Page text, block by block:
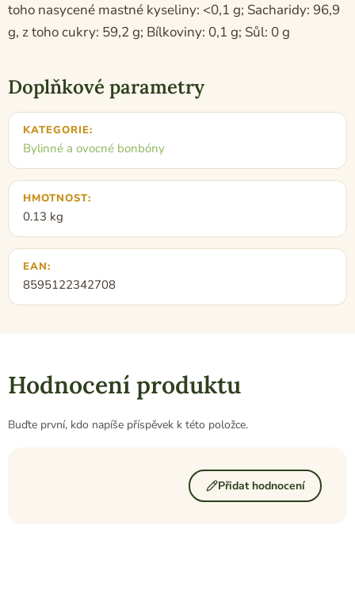
toho nasycené mastné kyseliny: <0,1 g; Sacharidy: 96,9
g, z toho cukry: 59,2 g; Bílkoviny: 0,1 g; Sůl: 0 g
Doplňkové parametry
KATEGORIE:
Bylinné a ovocné bonbóny
HMOTNOST:
0.13 kg
EAN:
8595122342708
Hodnocení produktu
Buďte první, kdo napíše příspěvek k této položce.
Přidat hodnocení